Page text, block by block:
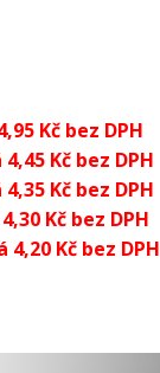
Kč bez DPH
4,45 Kč bez DPH
4,35 Kč bez DPH
Kč bez DPH
4,20 Kč bez DPH